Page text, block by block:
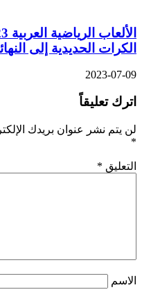
الكرات الحديدية إلى
2023-07-09
اترك تعليقاً
لن يتم نشر عنوان بريدك
*
التعليق *
الاسم